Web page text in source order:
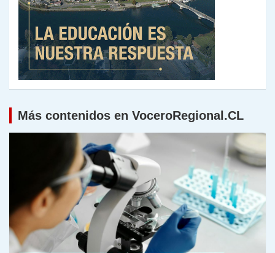
Más contenidos en VoceroRegional.CL